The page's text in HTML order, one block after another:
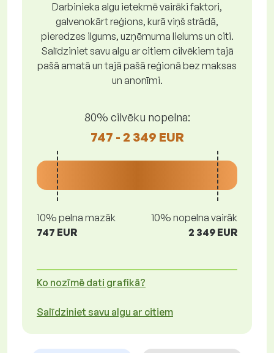
Darbinieka algu ietekmē vairāki faktori,
galvenokārt reģions, kurā viņš strādā,
pieredzes ilgums, uzņēmuma lielums un citi.
Salīdziniet savu algu ar citiem cilvēkiem tajā
pašā amatā un tajā pašā reģionā bez maksas
un anonīmi.
80% cilvēku nopelna:
747 - 2 349 EUR
10% pelna mazāk
747 EUR
10% nopelna vairāk
2 349 EUR
Ko nozīmē dati grafikā?
Salīdziniet savu algu ar citiem